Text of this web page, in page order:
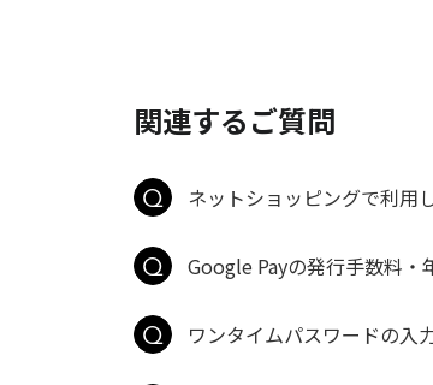
関連するご質問
ネットショッピングで利用
Google Payの発行手数料・
ワンタイムパスワードの入